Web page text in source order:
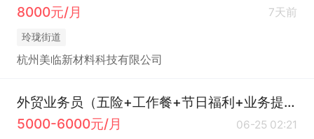
8000元/月
7天前
玲珑街道
杭州美临新材料科技有限公司
外贸业务员（五险+工作餐+节日福利+业务提成）
5000-6000元/月
06-25 02:21